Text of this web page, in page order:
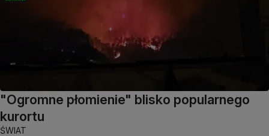
"Ogromne płomienie" blisko popularnego
kurortu
ŚWIAT